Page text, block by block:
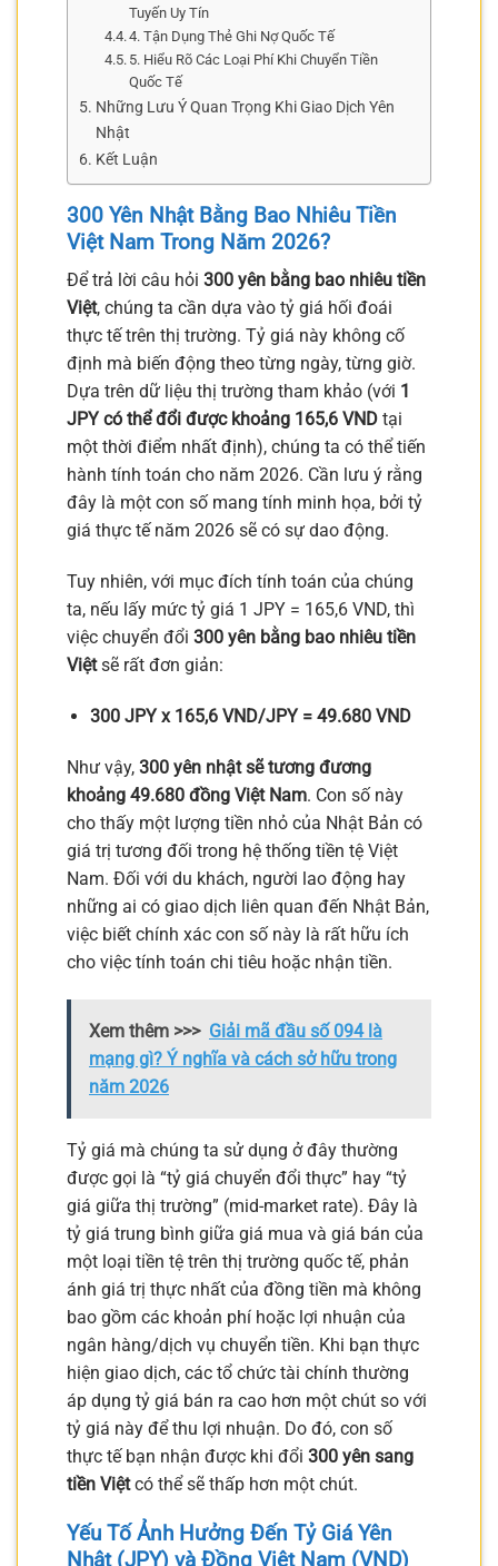
Tuyến Uy Tín
4. Tận Dụng Thẻ Ghi Nợ Quốc Tế
5. Hiểu Rõ Các Loại Phí Khi Chuyển Tiền
Quốc Tế
Những Lưu Ý Quan Trọng Khi Giao Dịch Yên
Nhật
Kết Luận
300 Yên Nhật Bằng Bao Nhiêu Tiền
Việt Nam Trong Năm 2026?
Để trả lời câu hỏi 300 yên bằng bao nhiêu tiền
Việt, chúng ta cần dựa vào tỷ giá hối đoái
thực tế trên thị trường. Tỷ giá này không cố
định mà biến động theo từng ngày, từng giờ.
Dựa trên dữ liệu thị trường tham khảo (với 1
JPY có thể đổi được khoảng 165,6 VND tại
một thời điểm nhất định), chúng ta có thể tiến
hành tính toán cho năm 2026. Cần lưu ý rằng
đây là một con số mang tính minh họa, bởi tỷ
giá thực tế năm 2026 sẽ có sự dao động.
Tuy nhiên, với mục đích tính toán của chúng
ta, nếu lấy mức tỷ giá 1 JPY = 165,6 VND, thì
việc chuyển đổi 300 yên bằng bao nhiêu tiền
Việtsẽ rất đơn giản:
300 JPY x 165,6 VND/JPY = 49.680 VND
Như vậy, 300 yên nhật sẽ tương đương
khoảng 49.680 đồng Việt Nam. Con số này
cho thấy một lượng tiền nhỏ của Nhật Bản có
giá trị tương đối trong hệ thống tiền tệ Việt
Nam. Đối với du khách, người lao động hay
những ai có giao dịch liên quan đến Nhật Bản,
việc biết chính xác con số này là rất hữu ích
cho việc tính toán chi tiêu hoặc nhận tiền.
Xem thêm >>> Giải mã đầu số 094 là
mạng gì? Ý nghĩa và cách sở hữu trong
năm 2026
Tỷ giá mà chúng ta sử dụng ở đây thường
được gọi là “tỷ giá chuyển đổi thực” hay “tỷ
giá giữa thị trường” (mid-market rate). Đây là
tỷ giá trung bình giữa giá mua và giá bán của
một loại tiền tệ trên thị trường quốc tế, phản
ánh giá trị thực nhất của đồng tiền mà không
bao gồm các khoản phí hoặc lợi nhuận của
ngân hàng/dịch vụ chuyển tiền. Khi bạn thực
hiện giao dịch, các tổ chức tài chính thường
áp dụng tỷ giá bán ra cao hơn một chút so với
tỷ giá này để thu lợi nhuận. Do đó, con số
thực tế bạn nhận được khi đổi 300 yên sang
tiền Việtcó thể sẽ thấp hơn một chút.
Yếu Tố Ảnh Hưởng Đến Tỷ Giá Yên
Nhật (JPY) và Đồng Việt Nam (VND)